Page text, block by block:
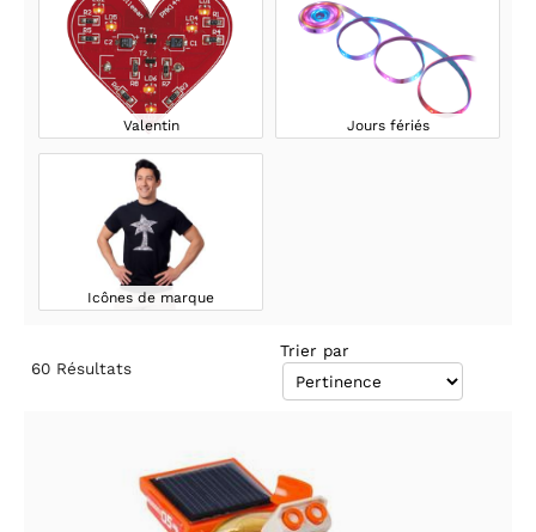
Valentin Jours fériés
Icônes de marque
60 Résultats
Trier par